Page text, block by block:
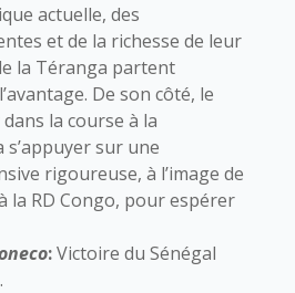
actuelle, des
et de la richesse de leur
la Téranga partent
De son côté, le
la course à la
sur une
rigoureuse, à l’image de
la RD Congo, pour espérer
:Victoire du Sénégal